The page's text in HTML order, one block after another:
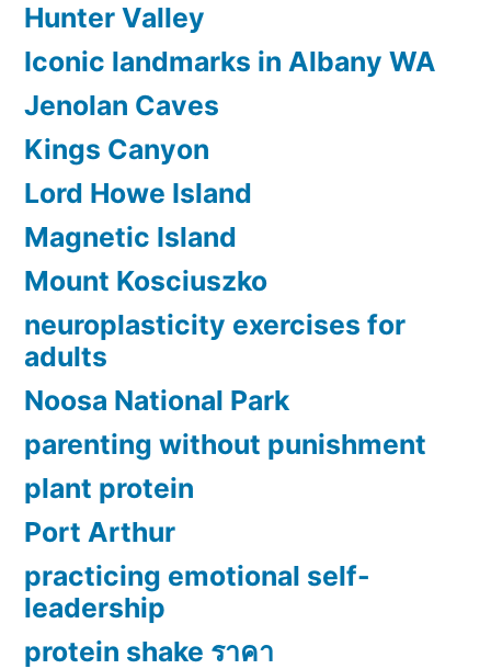
Hunter Valley
Iconic landmarks in Albany WA
Jenolan Caves
Kings Canyon
Lord Howe Island
Magnetic Island
Mount Kosciuszko
neuroplasticity exercises for
adults
Noosa National Park
parenting without punishment
plant protein
Port Arthur
practicing emotional self-
leadership
protein shake ราคา